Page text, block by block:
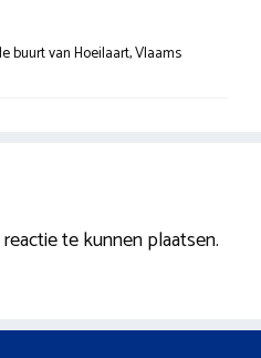
buurt van Hoeilaart, Vlaams
te kunnen plaatsen.